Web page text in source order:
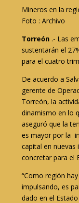
Mineros en la
Foto : Archivo
Torreón.- Las
sustentarán el
para el cuatro
De acuerdo a
gerente de
Torreón, la
dinamismo en lo
aseguró que la
es mayor por la
capital en nuevas
concretar para el
“Como región
impulsando, es
dado en el